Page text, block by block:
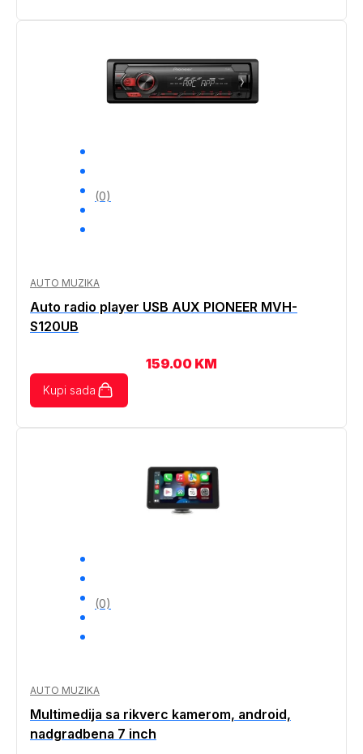
(0)
AUTO MUZIKA
Auto radio player USB AUX PIONEER MVH-
S120UB
159.00 KM
Kupi sada
(0)
AUTO MUZIKA
Multimedija sa rikverc kamerom, android,
nadgradbena 7 inch